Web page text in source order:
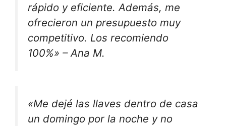
rápido y eficiente. Además, me
ofrecieron un presupuesto muy
competitivo. Los recomiendo
100%» – Ana M.
«Me dejé las llaves dentro de casa
un domingo por la noche y no